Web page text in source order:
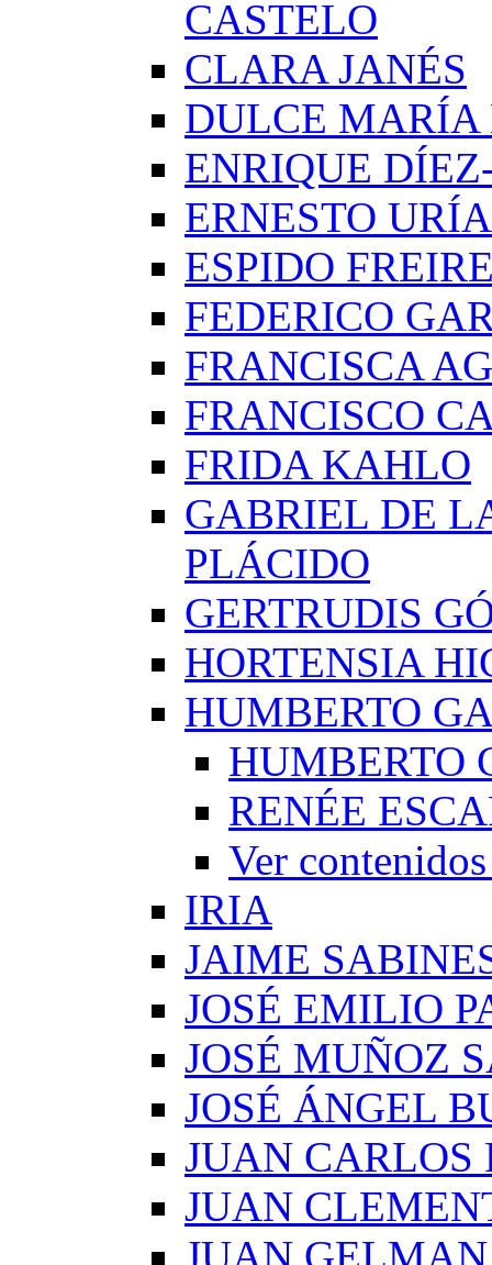
CASTELO
CLARA JANÉS
DULCE
ENRIQUE
ERNESTO URÍA
ESPIDO
FEDERICO
FRANCISCA
FRANCISCO
FRIDA KAHLO
GABRIEL DE
PLÁCIDO
GERTRUDIS
HORTENSIA
HUMBERTO
HUMBERTO
RENÉE
Ver
IRIA
JAIME
JOSÉ EMILIO
JOSÉ MUÑOZ
JOSÉ ÁNGEL
JUAN CARLOS
JUAN
JUAN GELMAN